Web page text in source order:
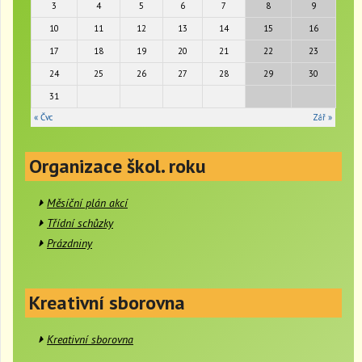
3
4 5 6 7 8
9
10
11 12 13 14 15
16
17
18 19 20 21 22
23
24
25 26 27 28 29
30
31
« Čvc
Zář »
Organizace škol. roku
Měsíční plán akcí
Třídní schůzky
Prázdniny
Kreativní sborovna
Kreativní sborovna